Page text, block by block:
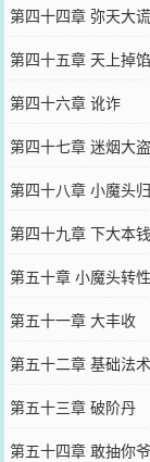
第四十四章 弥天大
第四十五章 天上掉
第四十六章 讹诈
第四十七章 迷烟大
第四十八章 小魔头
第四十九章 下大本钱
第五十章 小魔头转性
第五十一章 大丰收
第五十二章 基础法术
第五十三章 破阶丹
第五十四章 敢抽你爷